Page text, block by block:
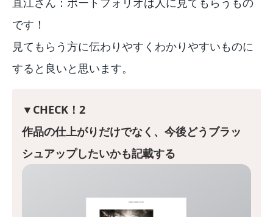
です！
見てもらう方に伝わりやすくわかりやすいものに
すると良いと思います。
▼CHECK！2
作品の仕上がりだけでなく、今後どうブラッ
シュアップしたいかも記載する